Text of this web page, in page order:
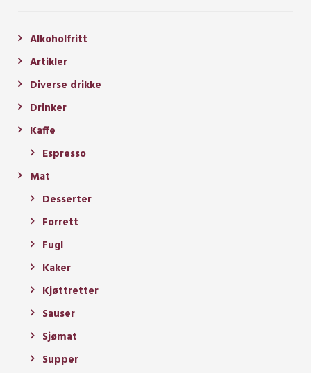
Alkoholfritt
Artikler
Diverse drikke
Drinker
Kaffe
Espresso
Mat
Desserter
Forrett
Fugl
Kaker
Kjøttretter
Sauser
Sjømat
Supper